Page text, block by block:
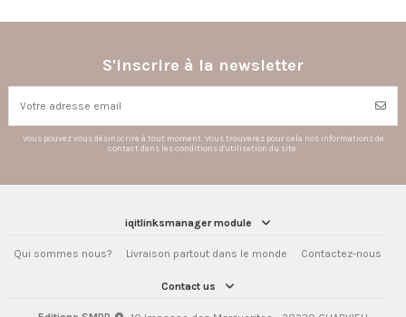
S'inscrire à la newsletter
Vous pouvez vous désinscrire à tout moment. Vous trouverez pour cela nos informations de
contact dans les conditions d'utilisation du site.
iqitlinksmanager module
Qui sommes nous? Livraison partout dans le monde Contactez-nous
Contact us